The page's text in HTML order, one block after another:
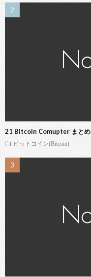
21 Bitcoin Comupter まとめ
ビットコイン(Bitcoin)